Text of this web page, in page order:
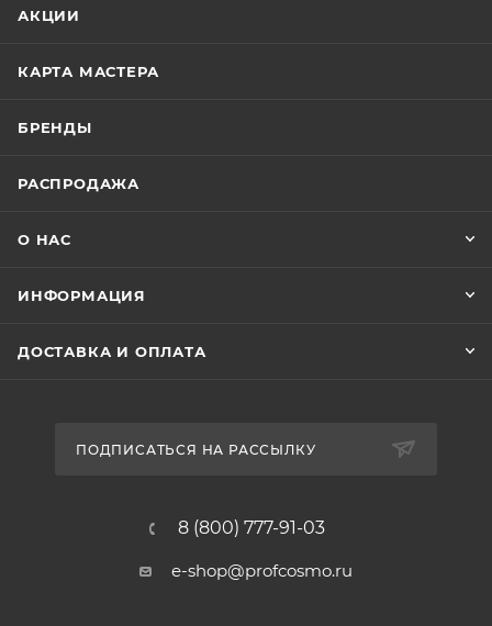
АКЦИИ
КАРТА МАСТЕРА
БРЕНДЫ
РАСПРОДАЖА
О НАС
ИНФОРМАЦИЯ
ДОСТАВКА И ОПЛАТА
ПОДПИСАТЬСЯ НА РАССЫЛКУ
8 (800) 777-91-03
e-shop@profcosmo.ru